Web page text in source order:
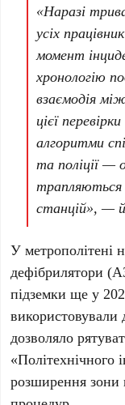
«Наразі
усіх
момент
хронологію
взаємодія
цієї
алгоритми
та поліції —
трапляються
станцій», —
У метрополітені
дефібрилятори
підземки ще у
дозволяло
«Політехнічного
розширення зони